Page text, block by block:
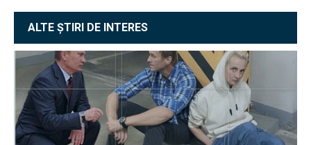
ALTE ȘTIRI DE INTERES